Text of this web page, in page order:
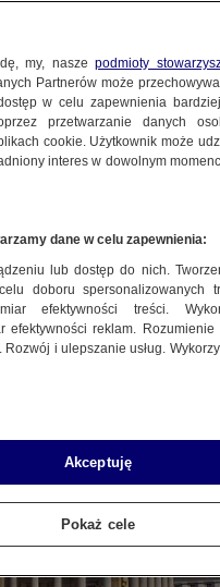
pozew
my, naszepodmioty
Partnerów może
w celu zapewnienia
przetwarzanie danych
cookie. Użytkownik może
interes w dowolnym
dane w celu zapewnienia:
lub dostęp do nich.
doboru spersonalizowanych
efektywności treści.
efektywności reklam.
Rozwój i ulepszanie usług.
Akceptuję
Pokaż cele